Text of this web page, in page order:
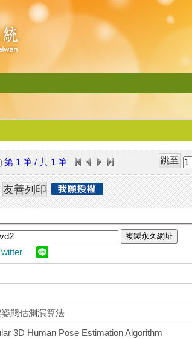
第 1 筆 / 共 1 筆
複製永久網址
態估測演算法
3D Human Pose Estimation Algorithm